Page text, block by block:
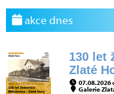
akce dnes
130 let
Zlaté
07.08.2026
Galerie